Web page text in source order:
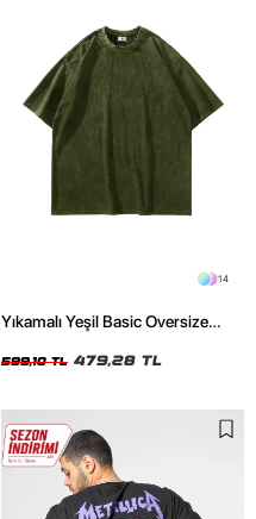
14
Yıkamalı Yeşil Basic Oversize
599,10 TL 479,28 TL